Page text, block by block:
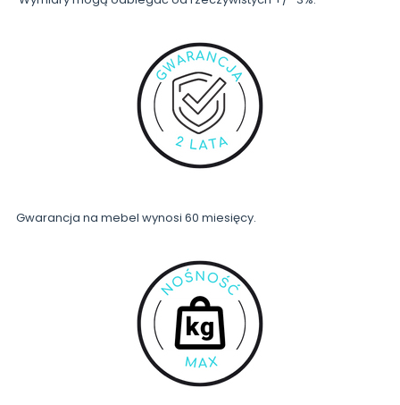
Gwarancja na mebel wynosi 60 miesięcy.